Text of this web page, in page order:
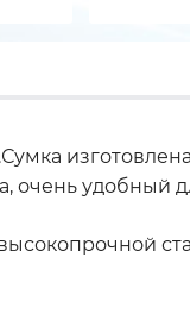
удобный